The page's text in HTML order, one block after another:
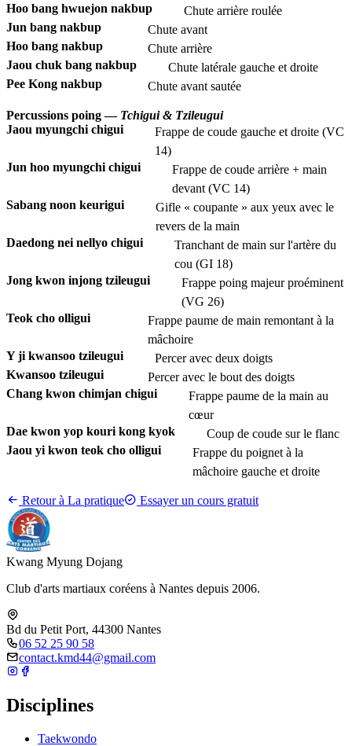
Hoo bang hwuejon nakbup
Chute arrière roulée
Jun bang nakbup
Chute avant
Hoo bang nakbup
Chute arrière
Jaou chuk bang nakbup
Chute latérale gauche et droite
Pee Kong nakbup
Chute avant sautée
Percussions poing — Tchigui & Tzileugui
Jaou myungchi chigui
Frappe de coude gauche et droite (VC
14)
Jun hoo myungchi chigui
Frappe de coude arrière + main
devant (VC 14)
Sabang noon keurigui
Gifle « coupante » aux yeux avec le
revers de la main
Daedong nei nellyo chigui
Tranchant de main sur l'artère du
cou (GI 18)
Jong kwon injong tzileugui
Frappe poing majeur proéminent
(VG 26)
Teok cho olligui
Frappe paume de main remontant à la
mâchoire
Y ji kwansoo tzileugui
Percer avec deux doigts
Kwansoo tzileugui
Percer avec le bout des doigts
Chang kwon chimjan chigui
Frappe paume de la main au
cœur
Dae kwon yop kouri kong kyok
Coup de coude sur le flanc
Jaou yi kwon teok cho olligui
Frappe du poignet à la
mâchoire gauche et droite
Retour à La pratique Essayer un cours gratuit
Kwang Myung Dojang
Club d'arts martiaux coréens à Nantes depuis 2006.
Bd du Petit Port, 44300 Nantes
06 52 25 90 58
contact.kmd44@gmail.com
Disciplines
Taekwondo